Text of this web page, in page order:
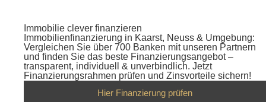
Immobilie clever finanzieren
Immobilienfinanzierung in Kaarst, Neuss & Umgebung:
Vergleichen Sie über 700 Banken mit unseren Partnern
und finden Sie das beste Finanzierungsangebot –
transparent, individuell & unverbindlich. Jetzt
Finanzierungsrahmen prüfen und Zinsvorteile sichern!
Hier Finanzierung prüfen